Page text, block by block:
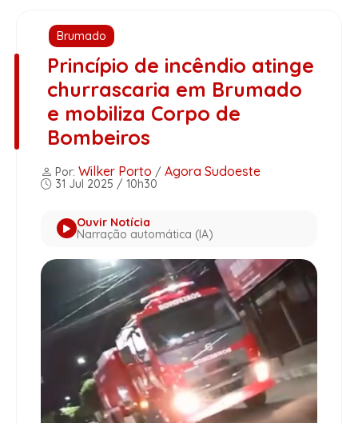
Brumado
Princípio de incêndio atinge
churrascaria em Brumado
e mobiliza Corpo de
Bombeiros
Por: Wilker Porto / Agora Sudoeste
31 Jul 2025 / 10h30
Ouvir Notícia
Narração automática (IA)